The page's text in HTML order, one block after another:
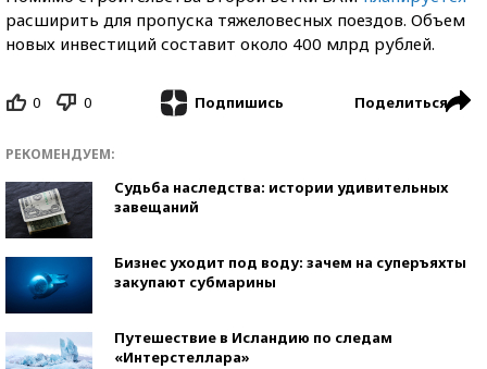
расширить для пропуска тяжеловесных поездов. Объем
новых инвестиций составит около 400 млрд рублей.
0 0 Подпишись Поделиться
РЕКОМЕНДУЕМ:
Судьба наследства: истории удивительных
завещаний
Бизнес уходит под воду: зачем на суперъяхты
закупают субмарины
Путешествие в Исландию по следам
«Интерстеллара»